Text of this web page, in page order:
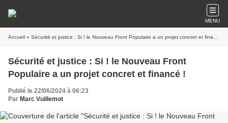
MENU
Accueil » Sécurité et justice : Si ! le Nouveau Front Populaire a un projet concret et financé !
Sécurité et justice : Si ! le Nouveau Front
Populaire a un projet concret et financé !
Publié le 22/06/2024 à 06:23
Par Marc Vuillemot